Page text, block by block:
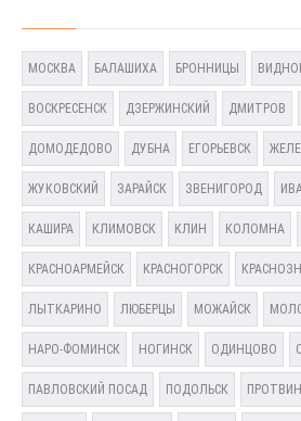
МОСКВА БАЛАШИХА БРОННИЦЫ
ВОСКРЕСЕНСК ДЗЕРЖИНСКИЙ ДМИТРОВ
ДОМОДЕДОВО ДУБНА ЕГОРЬЕВСК
ЖУКОВСКИЙ ЗАРАЙСК ЗВЕНИГОРОД
КАШИРА КЛИМОВСК КЛИН КОЛОМНА
КРАСНОАРМЕЙСК КРАСНОГОРСК
ЛЫТКАРИНО ЛЮБЕРЦЫ МОЖАЙСК
НАРО-ФОМИНСК НОГИНСК ОДИНЦОВО
ПАВЛОВСКИЙ ПОСАД ПОДОЛЬСК